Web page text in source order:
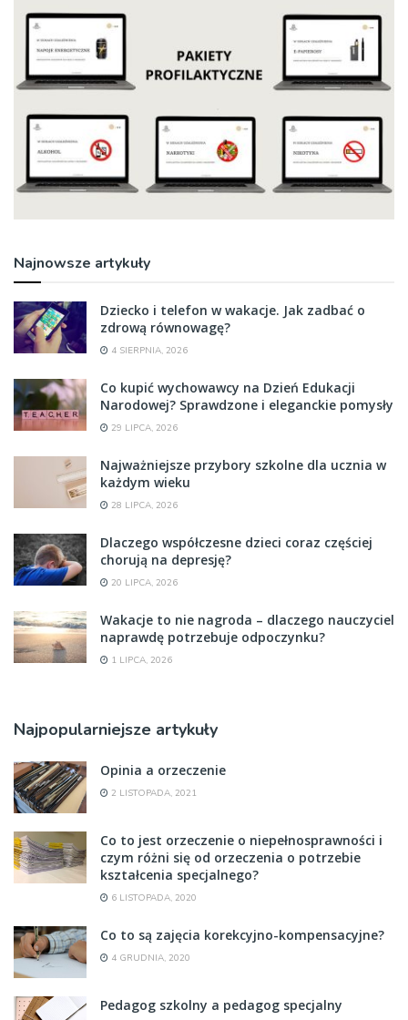
Najnowsze artykuły
Dziecko i telefon w wakacje. Jak zadbać o
zdrową równowagę?
4 SIERPNIA, 2026
Co kupić wychowawcy na Dzień Edukacji
Narodowej? Sprawdzone i eleganckie pomysły
29 LIPCA, 2026
Najważniejsze przybory szkolne dla ucznia w
każdym wieku
28 LIPCA, 2026
Dlaczego współczesne dzieci coraz częściej
chorują na depresję?
20 LIPCA, 2026
Wakacje to nie nagroda – dlaczego nauczyciel
naprawdę potrzebuje odpoczynku?
1 LIPCA, 2026
Najpopularniejsze artykuły
Opinia a orzeczenie
2 LISTOPADA, 2021
Co to jest orzeczenie o niepełnosprawności i
czym różni się od orzeczenia o potrzebie
kształcenia specjalnego?
6 LISTOPADA, 2020
Co to są zajęcia korekcyjno-kompensacyjne?
4 GRUDNIA, 2020
Pedagog szkolny a pedagog specjalny